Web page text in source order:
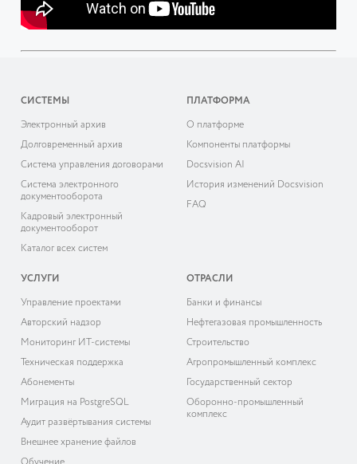
СИСТЕМЫ
Электронный архив
Долговременный архив
Система управления договорами
Система электронного
документооборота
Кадровый электронный
документооборот
Каталог всех систем
ПЛАТФОРМА
О платформе
Компоненты платформы
Docsvision AI
История изменений Docsvision
FAQ
УСЛУГИ
Управление проектами
Авторский надзор
Мониторинг ИТ-системы
Техническая поддержка
Абонементы
Миграция на PostgreSQL
Аудит развёртывания системы
Внешнее хранение файлов
ОТРАСЛИ
Банки и финансы
Нефтегазовая промышленность
Строительство
Агропромышленный комплекс
Государственный сектор
Оборонно-промышленный
комплекс